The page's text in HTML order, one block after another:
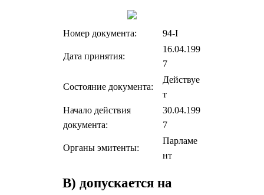
Номер документа: 94-I
Дата принятия:
16.04.199
7
Состояние документа:
Действуе
т
Начало действия
документа:
30.04.199
7
Органы эмитенты:
Парламе
нт
В) допускается на